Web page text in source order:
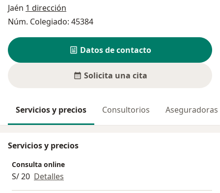
Jaén 1 dirección
Núm. Colegiado: 45384
Datos de contacto
Solicita una cita
Servicios y precios Consultorios Aseguradoras
Servicios y precios
Consulta online
S/ 20 Detalles